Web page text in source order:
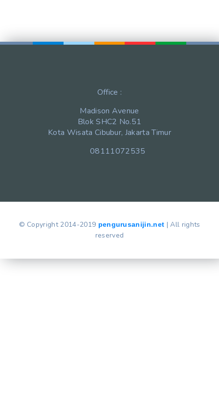
Office :
Madison Avenue
Blok SHC2 No.51
Kota Wisata Cibubur, Jakarta Timur
08111072535
© Copyright 2014-2019 pengurusanijin.net | All rights
reserved